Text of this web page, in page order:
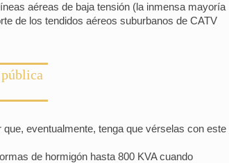
aéreas de baja tensión (la inmensa mayoría
de los tendidos aéreos suburbanos de CATV
eventualmente, tenga que vérselas con este
de hormigón hasta 800 KVA cuando